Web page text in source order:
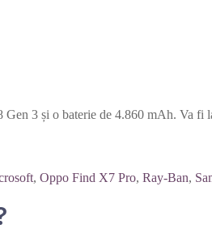
Gen 3 și o baterie de 4.860 mAh. Va fi
, Oppo Find X7 Pro, Ray-Ban,